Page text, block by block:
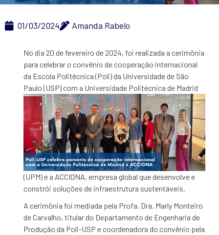
01/03/2024 Amanda Rabelo
No dia 20 de fevereiro de 2024, foi realizada a cerimônia
para celebrar o convênio de cooperação internacional
da Escola Politécnica (Poli) da Universidade de São
Paulo(USP) com a Universidade Politécnica de Madrid
(UPM) e a ACCIONA, empresa global que desenvolve e
constrói soluções de infraestrutura sustentáveis.
A cerimônia foi mediada pela Profa. Dra. Marly Monteiro
de Carvalho, titular do Departamento de Engenharia de
Produção da Poli-USP e coordenadora do convênio pela